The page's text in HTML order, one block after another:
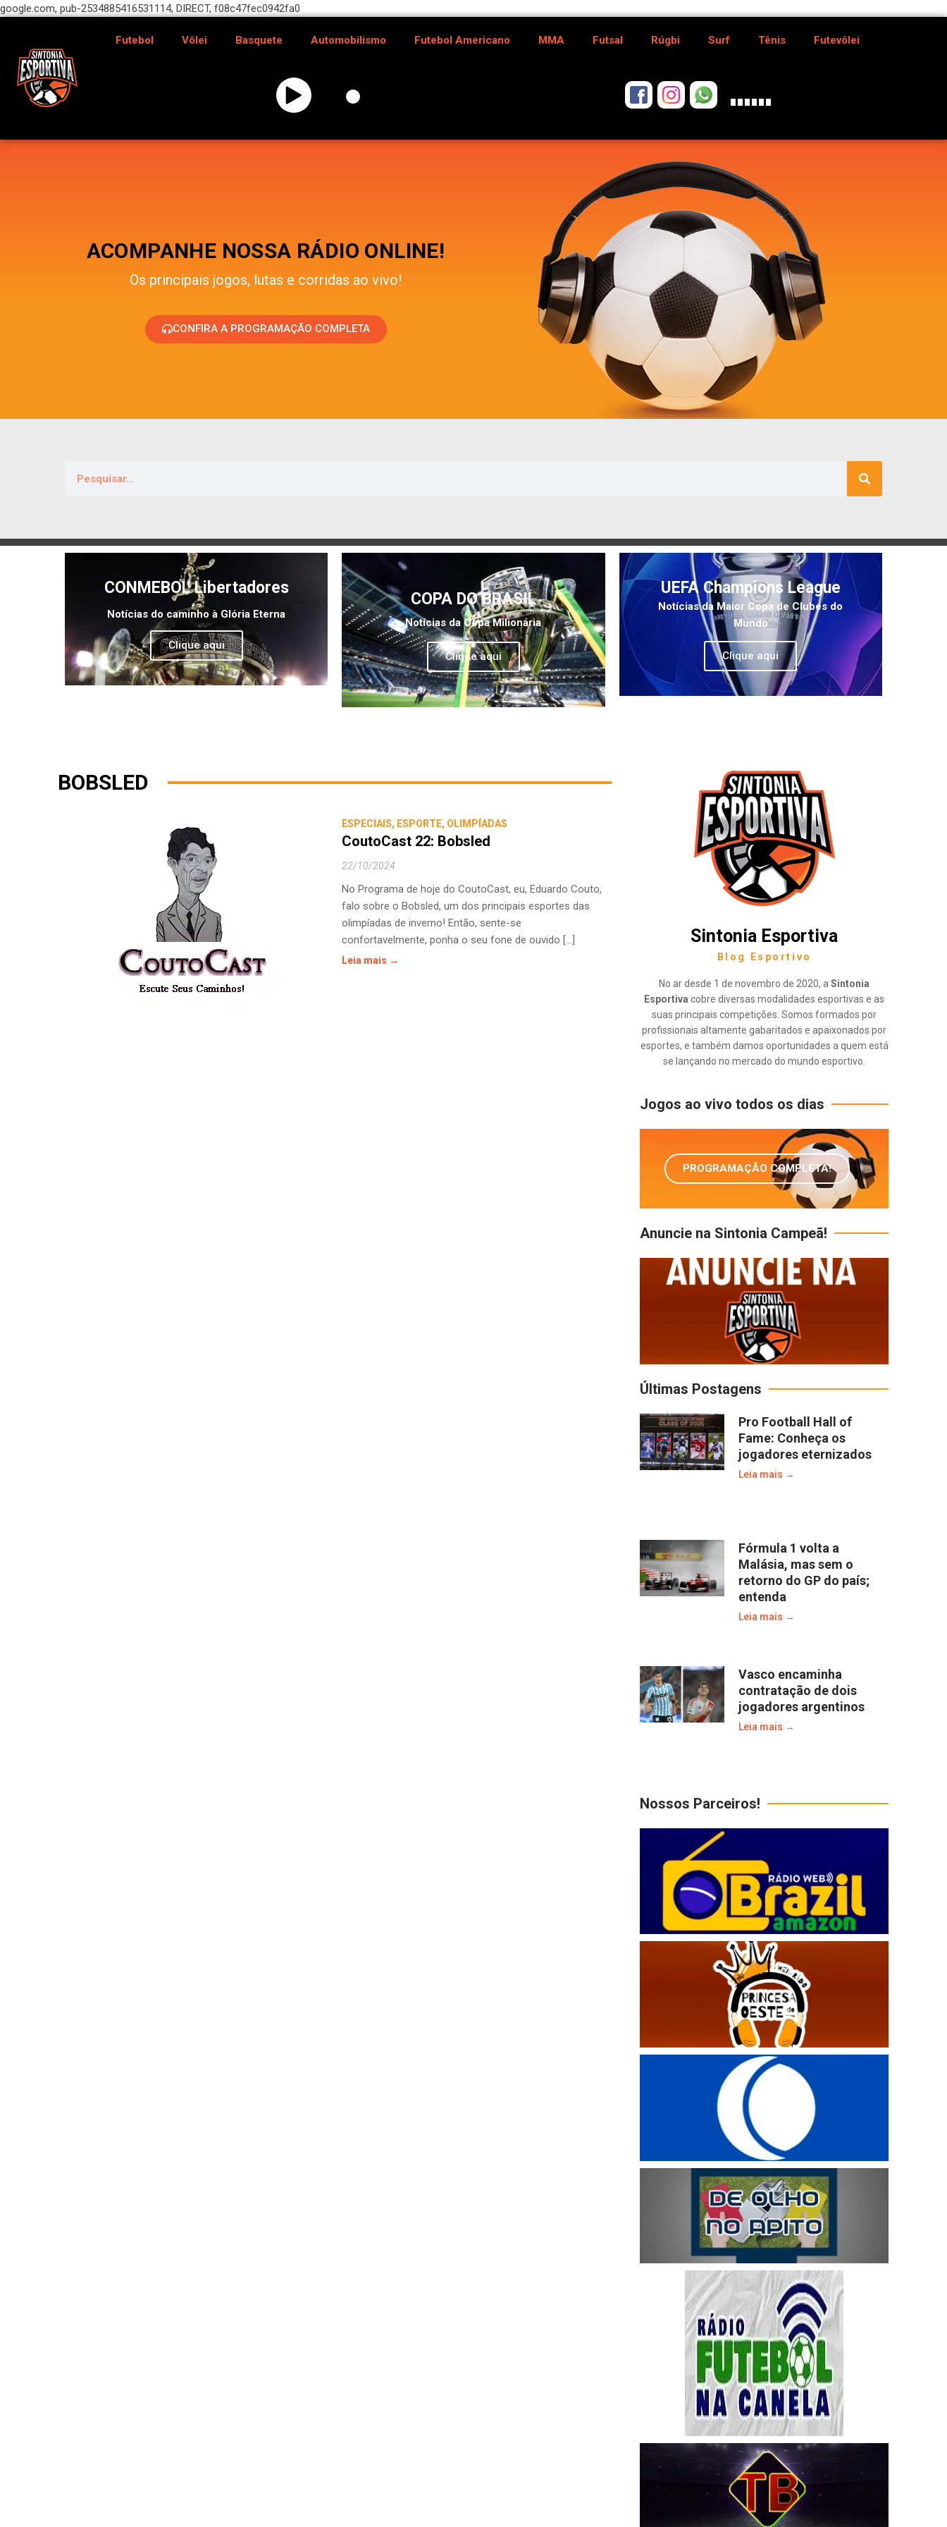
google.com, pub-2534885416531114, DIRECT, f08c47fec0942fa0
Futebol Vôlei Basquete Automobilismo Futebol Americano MMA Futsal Rúgbi Surf Tênis Futevôlei
ACOMPANHE NOSSA RÁDIO ONLINE!
Os principais jogos, lutas e corridas ao vivo!
CONFIRA A PROGRAMAÇÃO COMPLETA
CONMEBOL Libertadores
Notícias do caminho à Glória Eterna
Clique aqui
COPA DO BRASIL
Notícias da Copa Milionária
Clique aqui
UEFA Champions League
Notícias da Maior Copa de Clubes do
Mundo
Clique aqui
BOBSLED
ESPECIAIS, ESPORTE, OLIMPÍADAS
CoutoCast 22: Bobsled
22/10/2024
No Programa de hoje do CoutoCast, eu, Eduardo Couto,
falo sobre o Bobsled, um dos principais esportes das
olimpíadas de inverno! Então, sente-se
confortavelmente, ponha o seu fone de ouvido [...]
Leia mais →
Sintonia Esportiva
Blog Esportivo
No ar desde 1 de novembro de 2020, aSintonia
Esportiva cobre diversas modalidades esportivas e as
suas principais competições. Somos formados por
profissionais altamente gabaritados e apaixonados por
esportes, e também damos oportunidades a quem está
se lançando no mercado do mundo esportivo.
Jogos ao vivo todos os dias
PROGRAMAÇÃO COMPLETA!
Anuncie na Sintonia Campeã!
Últimas Postagens
Pro Football Hall of
Fame: Conheça os
jogadores eternizados
Leia mais →
Fórmula 1 volta a
Malásia, mas sem o
retorno do GP do país;
entenda
Leia mais →
Vasco encaminha
contratação de dois
jogadores argentinos
Leia mais →
Nossos Parceiros!